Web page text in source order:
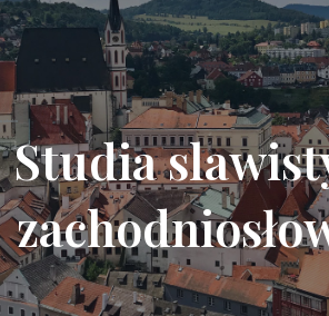
Studia